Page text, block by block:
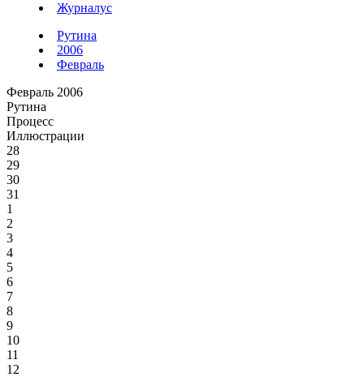
Журналус
Рутина
2006
Февраль
Февраль 2006
Рутина
Процесс
Иллюстрации
28
29
30
31
1
2
3
4
5
6
7
8
9
10
11
12